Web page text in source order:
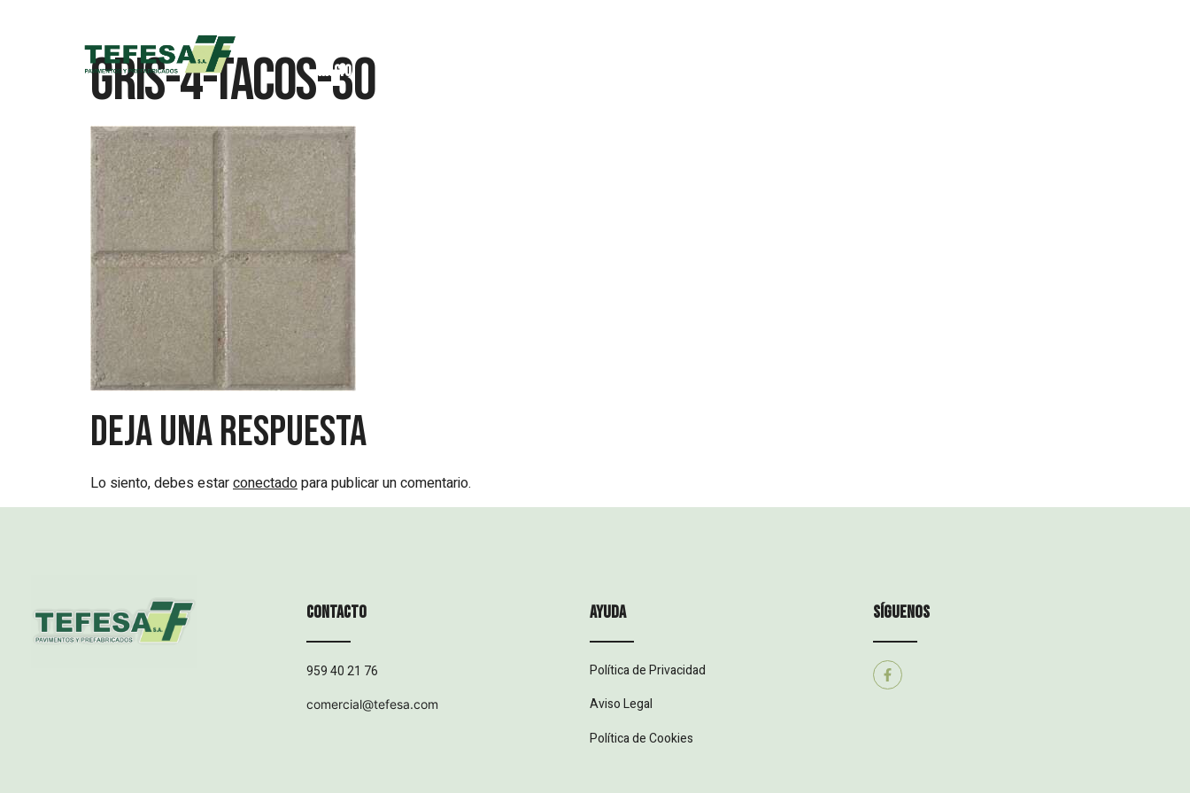
Inicio
Gris-4-Tacos-30
Deja una respuesta
Lo siento, debes estarconectadopara publicar un comentario.
Contacto
959 40 21 76
comercial@tefesa.com
ayuda
Política de Privacidad
Aviso Legal
Política de Cookies
síguenos